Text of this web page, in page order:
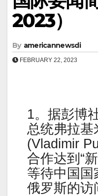
2023）
By americannewsdi
FEBRUARY 22, 2023
1。据彭博
总统弗拉基
(Vladimir
合作达到“
等待中国国
俄罗斯的访